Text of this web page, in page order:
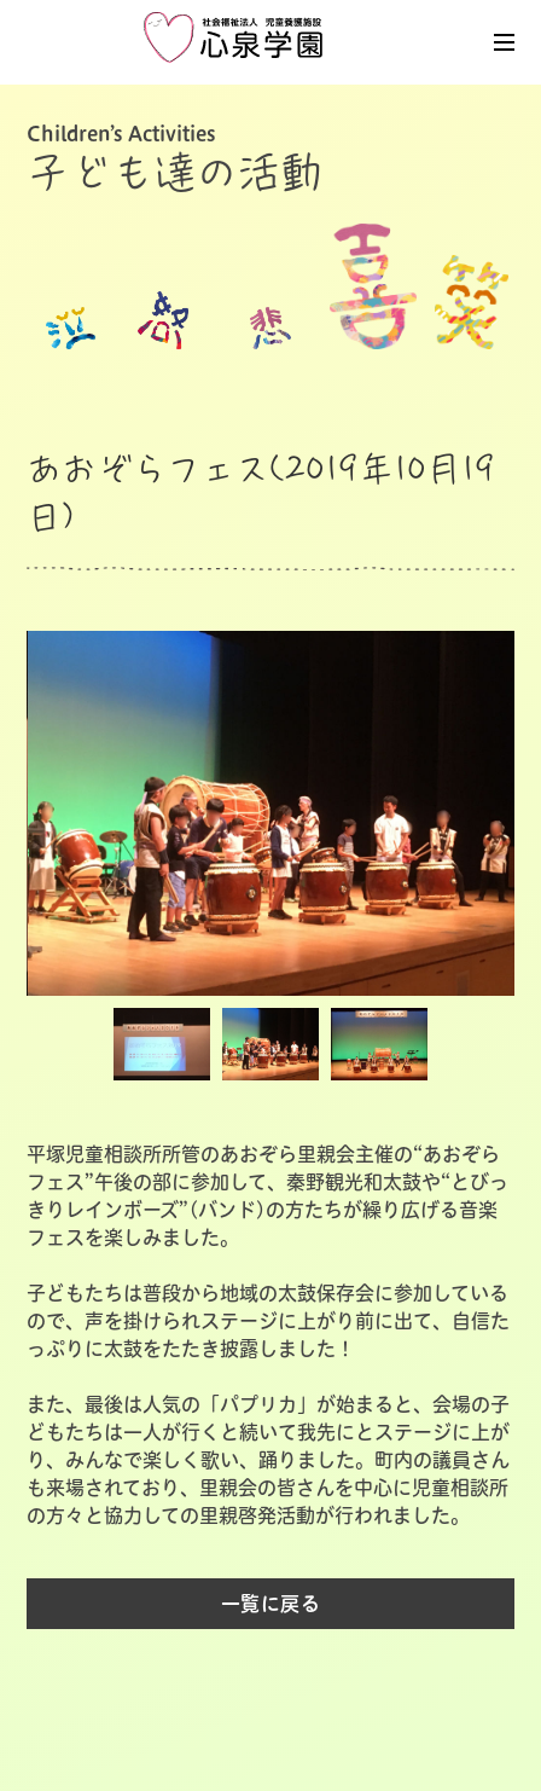
Children’s Activities
子ども達の活動
あおぞらフェス(2019年10月19
日)
平塚児童相談所所管のあおぞら里親会主催の“あおぞら
フェス”午後の部に参加して、秦野観光和太鼓や“とびっ
きりレインボーズ”(バンド)の方たちが繰り広げる音楽
フェスを楽しみました。
子どもたちは普段から地域の太鼓保存会に参加している
ので、声を掛けられステージに上がり前に出て、自信た
っぷりに太鼓をたたき披露しました！
また、最後は人気の「パプリカ」が始まると、会場の子
どもたちは一人が行くと続いて我先にとステージに上が
り、みんなで楽しく歌い、踊りました。町内の議員さん
も来場されており、里親会の皆さんを中心に児童相談所
の方々と協力しての里親啓発活動が行われました。
一覧に戻る